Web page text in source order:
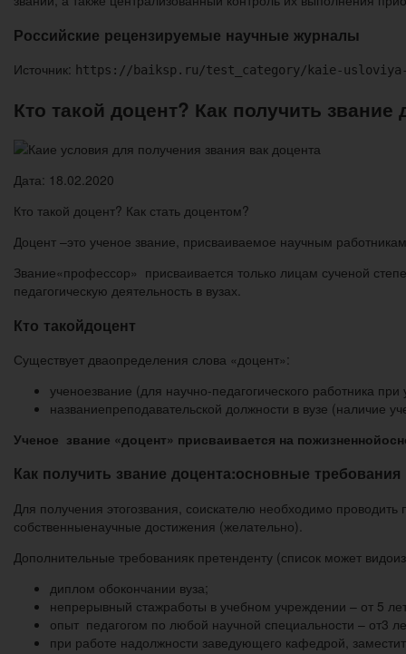
Российские рецензируемые научные журналы
Источник: https://baiksp.ru/test_category/kaie-
Кто такой доцент? Как получить звание
Дата: 18.02.2020
Кто такой доцент? Как стать доцентом?
Доцент –это ученое звание, присваиваемое научным
Звание«профессор» присваивается только лицам сученой
педагогическую деятельность в вузах.
Кто такойдоцент
Существует дваопределения слова «доцент»:
ученоезвание (для научно-педагогического работника
названиепреподавательской должности в вузе (наличие
Ученое звание «доцент» присваивается на
Как получить звание доцента:основные требования
Для получения этогозвания, соискателю необходимо
собственныенаучные достижения (желательно).
Дополнительные требованияк претенденту (список может
диплом обокончании вуза;
непрерывный стажработы в учебном учреждении – от 5
опыт педагогом по любой научной специальности – от3
при работе надолжности заведующего кафедрой,